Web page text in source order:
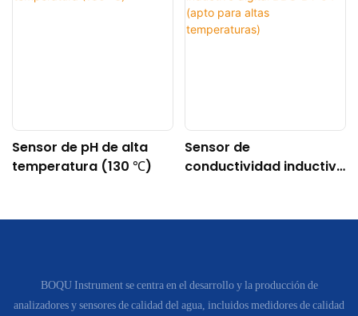
Sensor de pH de alta
temperatura (130 ℃)
Sensor de
conductividad inductivo
temperaturas)
BOQU Instrument se centra en el desarrollo y la producción de
analizadores y sensores de calidad del agua, incluidos medidores de calidad